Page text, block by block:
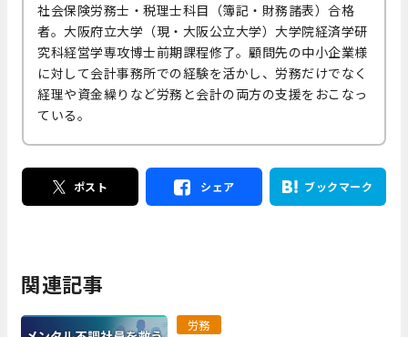
社会保険労務士・税理士科目（簿記・財務諸表）合格
者。大阪府立大学（現・大阪公立大学）大学院経済学研
究科経営学専攻博士前期課程修了。顧問先の中小企業様
に対して会計事務所での経験を活かし、労務だけでなく
経理や資金繰りなど労務と会計の両方の支援をおこなっ
ている。
ポスト シェア ブックマーク
関連記事
労務